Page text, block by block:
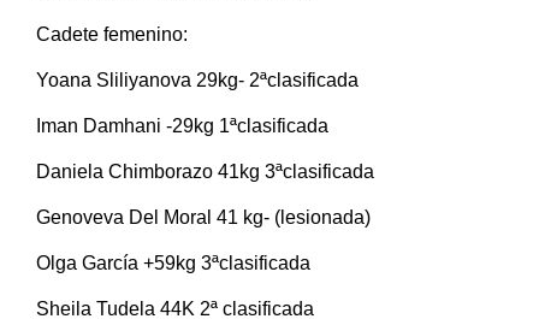
Cadete femenino:
Yoana Sliliyanova 29kg- 2ªclasificada
Iman Damhani -29kg 1ªclasificada
Daniela Chimborazo 41kg 3ªclasificada
Genoveva Del Moral 41 kg- (lesionada)
Olga García +59kg 3ªclasificada
Sheila Tudela 44K 2ª clasificada